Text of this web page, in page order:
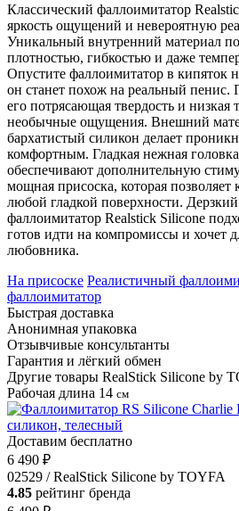
Классический фаллоимитатор
яркость ощущений и невероятную
Уникальный внутренний материал
плотностью, гибкостью и даже
Опустите фаллоимитатор в кипяток
он станет похож на реальный пенис.
его потрясающая твердость и низкая
необычные ощущения. Внешний
бархатистый силикон делает
комфортным. Гладкая нежная
обеспечивают дополнительную
мощная присоска, которая позволяет
любой гладкой поверхности.
фаллоимитатор Realstick Silicone
готов идти на компромиссы и хочет
любовника.
На присоске Реалистичный
фаллоимитатор
Быстрая доставка
Анонимная упаковка
Отзывчивые консультанты
Гарантия и лёгкий обмен
Другие товары RealStick Silicone by
Рабочая длина 14 см
Доставим бесплатно
6 490 ₽
02529 / RealStick Silicone by TOYFA
4.85 рейтинг бренда